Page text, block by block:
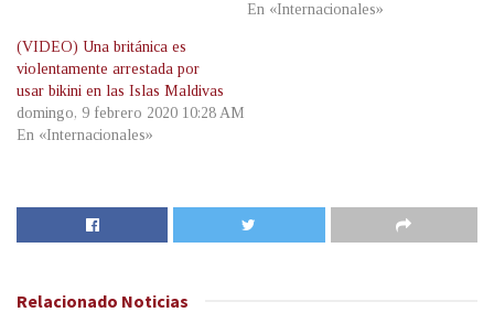
En «Internacionales»
(VIDEO) Una británica es
violentamente arrestada por
usar bikini en las Islas Maldivas
domingo, 9 febrero 2020 10:28 AM
En «Internacionales»
Relacionado Noticias